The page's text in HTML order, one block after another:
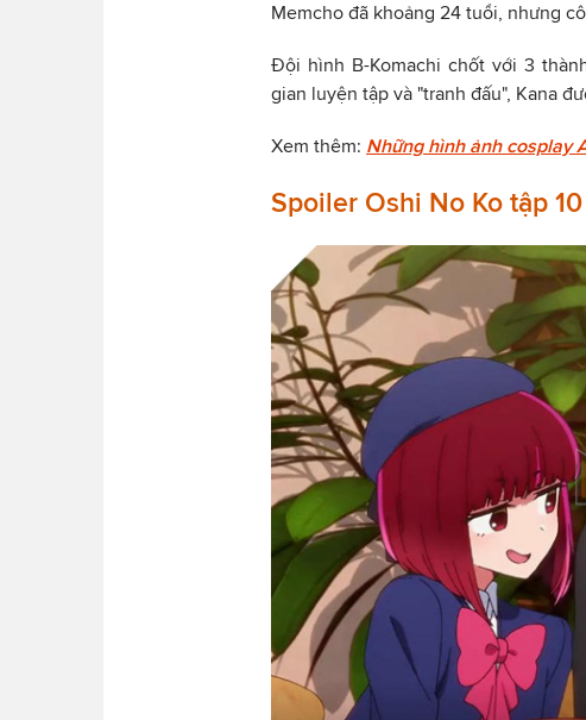
Memcho đã khoảng 24 tuổi, nhưng
Đội hình B-Komachi chốt với 3
gian luyện tập và "tranh đấu", Kana
Xem thêm: Những hình ảnh cosplay
Spoiler Oshi No Ko tập 10